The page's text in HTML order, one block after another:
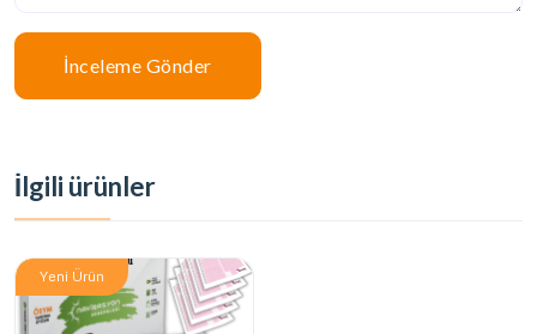
İnceleme Gönder
İlgili ürünler
Yeni Ürün